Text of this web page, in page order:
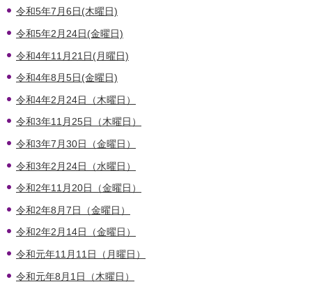
令和5年7月6日(木曜日)
令和5年2月24日(金曜日)
令和4年11月21日(月曜日)
令和4年8月5日(金曜日)
令和4年2月24日（木曜日）
令和3年11月25日（木曜日）
令和3年7月30日（金曜日）
令和3年2月24日（水曜日）
令和2年11月20日（金曜日）
令和2年8月7日（金曜日）
令和2年2月14日（金曜日）
令和元年11月11日（月曜日）
令和元年8月1日（木曜日）